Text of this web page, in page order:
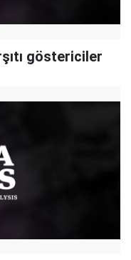
göstericiler